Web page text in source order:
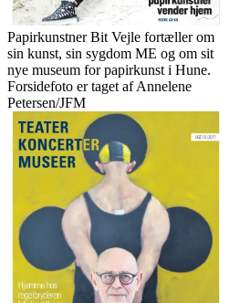
Papirkunstner Bit Vejle fortæller om
sin kunst, sin sygdom ME og om sit
nye museum for papirkunst i Hune.
Forsidefoto er taget af Annelene
Petersen/JFM